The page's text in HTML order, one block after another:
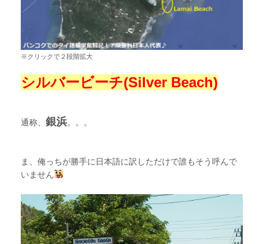
※クリックで２段階拡大
シルバービーチ(Silver Beach)
通称、銀浜。。。
ま、俺っちが勝手に日本語に訳しただけで誰もそう呼んで
いません